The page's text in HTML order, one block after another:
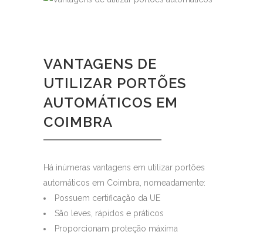
VANTAGENS DE
UTILIZAR PORTÕES
AUTOMÁTICOS EM
COIMBRA
Há inúmeras vantagens em utilizar portões
automáticos em Coimbra, nomeadamente:
Possuem certificação da UE
São leves, rápidos e práticos
Proporcionam proteção máxima